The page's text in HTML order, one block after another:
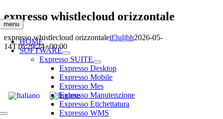
Salta
al
contenuto
menu
HOME
SOFTWARE
Expresso SUITE
Expresso Desktop
Expresso Mobile
Expresso Mes
Expresso Manutenzione
Expresso Etichettatura
Expresso WMS
expresso whistlecloud orizzontale
expresso whistlecloud orizzontaleif3uljbh2026-05-
14T16:29:24+00:00
Toggle